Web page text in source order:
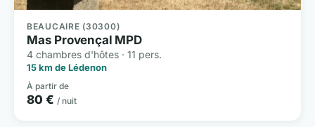
BEAUCAIRE (30300)
Mas Provençal MPD
4 chambres d'hôtes · 11 pers.
15 km de Lédenon
À partir de
80 € / nuit